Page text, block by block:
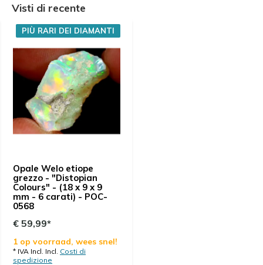
Visti di recente
Opale Welo etiope
grezzo - "Distopian
Colours" - (18 x 9 x 9
mm - 6 carati) - POC-
0568
PIÙ RARI DEI DIAMANTI
€ 59,99*
1 op voorraad, wees snel!
* IVA Incl. Incl. Costi di
spedizione